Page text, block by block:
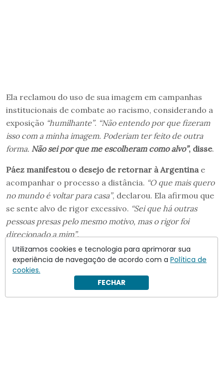
Ela reclamou do uso de sua imagem em campanhas
institucionais de combate ao racismo, considerando a
exposição “humilhante”. “Não entendo por que fizeram
isso com a minha imagem. Poderiam ter feito de outra
forma. Não sei por que me escolheram como alvo”, disse.
Páez manifestou o desejo de retornar à Argentina e
acompanhar o processo a distância. “O que mais quero
no mundo é voltar para casa”, declarou. Ela afirmou que
se sente alvo de rigor excessivo. “Sei que há outras
pessoas presas pelo mesmo motivo, mas o rigor foi
direcionado a mim”.
Utilizamos cookies e tecnologia para aprimorar sua
experiência de navegação de acordo com a Política de
cookies.
FECHAR